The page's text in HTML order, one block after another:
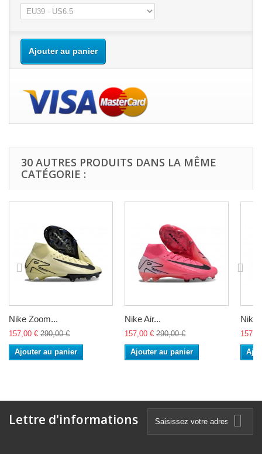
Ajouter au panier
30 AUTRES PRODUITS DANS LA MÊME
CATÉGORIE :
Nike Zoom...
157,00 € 290,00 €
Ajouter au panier
Nike Air...
157,00 € 290,00 €
Ajouter au panier
Nike
Lettre d'informations